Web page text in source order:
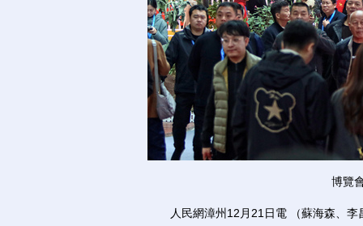
博覽會
人民網漳州12月21日電 （蘇海森、李